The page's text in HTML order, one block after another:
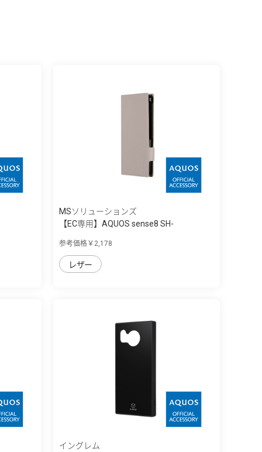
MSソリューションズ
【EC専用】AQUOS sense8 SH-
参考価格￥2,178
レザー
イングレム